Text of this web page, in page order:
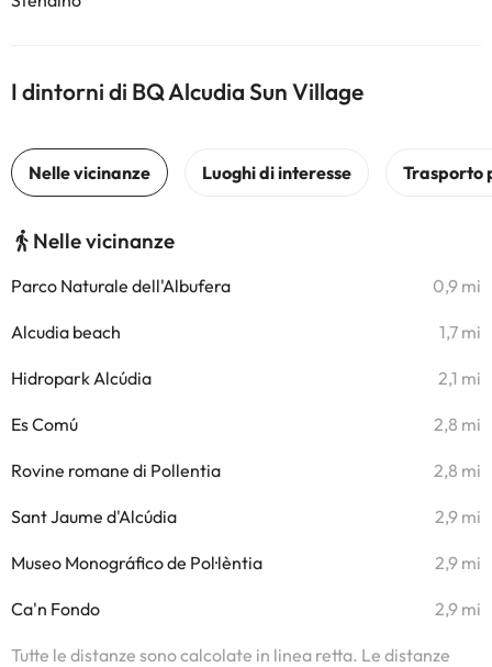
I dintorni di BQ Alcudia Sun Village
Nelle vicinanze
Parco Naturale dell'Albufera 0,9 mi
Alcudia beach 1,7 mi
Hidropark Alcúdia 2,1 mi
Es Comú 2,8 mi
Rovine romane di Pollentia 2,8 mi
Sant Jaume d'Alcúdia 2,9 mi
Museo Monográfico de Pol·lèntia 2,9 mi
Ca'n Fondo 2,9 mi
Tutte le distanze sono calcolate in linea retta. Le distanze